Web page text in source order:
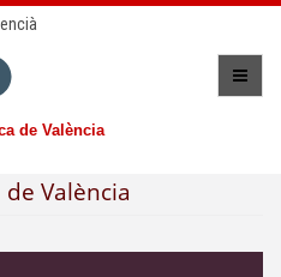
de València
València